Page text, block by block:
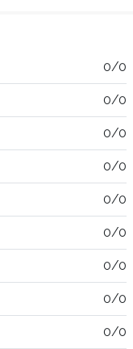
0/0
0/0
0/0
0/0
0/0
0/0
0/0
0/0
0/0